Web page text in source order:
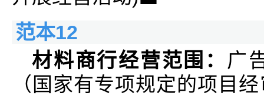
范本12
材料商行经营范围： 广
（国家有专项规定的项目